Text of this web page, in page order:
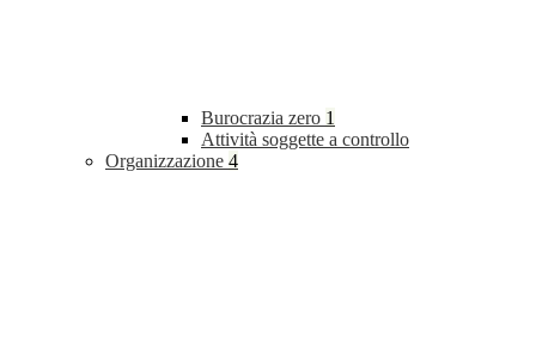
Burocrazia zero 1
Attività soggette a controllo
Organizzazione 4